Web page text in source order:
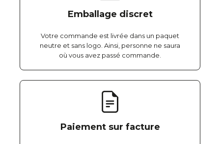
Emballage discret
Votre commande est livrée dans un paquet
neutre et sans logo. Ainsi, personne ne saura
où vous avez passé commande.
Paiement sur facture